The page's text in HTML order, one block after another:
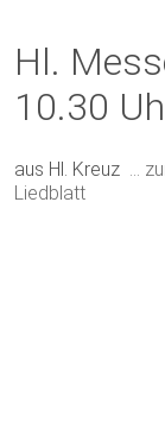
Hl.
10.30
aus Hl. Kreuz …
Liedblatt